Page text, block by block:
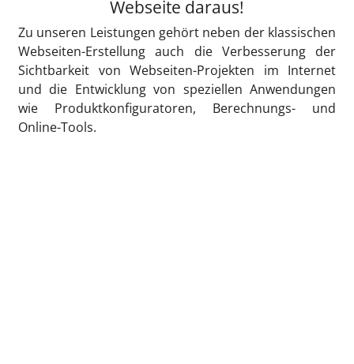
Webseite daraus!
Zu unseren Leistungen gehört neben der klassischen
Webseiten-Erstellung auch die Verbesserung der
Sichtbarkeit von Webseiten-Projekten im Internet
und die Entwicklung von speziellen Anwendungen
wie Produktkonfiguratoren, Berechnungs- und
Online-Tools.